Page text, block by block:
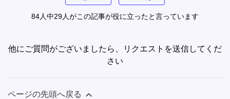
84人中29人がこの記事が役に立ったと言っています
他にご質問がございましたら、 リクエストを送信してくだ
さい
ページの先頭へ戻る